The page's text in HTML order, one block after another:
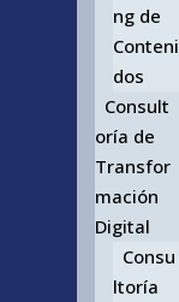
ng de
Conteni
dos
Consult
oría de
Transfor
mación
Digital
Consu
ltoría